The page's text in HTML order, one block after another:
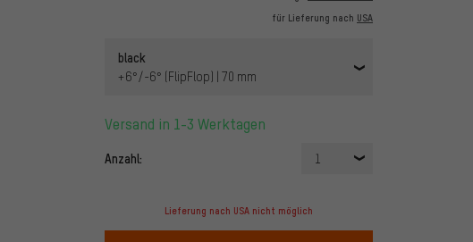
für Lieferung nach USA
black
+6°/-6° (FlipFlop) | 70 mm
Versand in 1-3 Werktagen
Anzahl: 1
Lieferung nach USA nicht möglich